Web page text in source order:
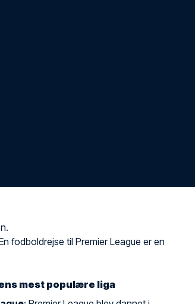
fodboldrejse til Premier League er en
mest populære liga